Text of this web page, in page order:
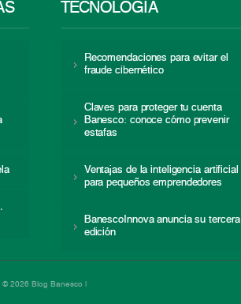
TECNOLOGÍA
Recomendaciones para evitar el
fraude cibernético
Claves para proteger tu cuenta
Banesco: conoce cómo prevenir
estafas
Ventajas de la inteligencia artificial
para pequeños emprendedores
BanescoInnova anuncia su tercera
edición
© 2026 Blog Banesco |